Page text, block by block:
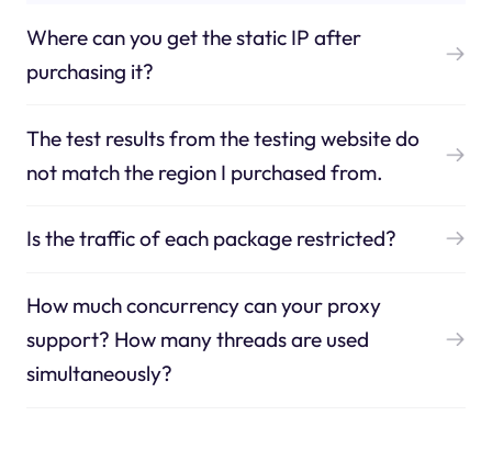
Where can you get the static IP after
purchasing it?
The test results from the testing website do
not match the region I purchased from.
Is the traffic of each package restricted?
How much concurrency can your proxy
support? How many threads are used
simultaneously?